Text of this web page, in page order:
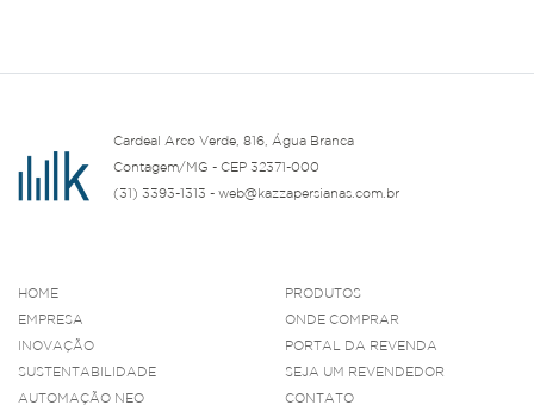
Cardeal Arco Verde, 816, Água Branca
Contagem/MG - CEP 32371-000
(31) 3393-1313 - web@kazzapersianas.com.br
HOME
EMPRESA
INOVAÇÃO
SUSTENTABILIDADE
AUTOMAÇÃO NEO
PRODUTOS
ONDE COMPRAR
PORTAL DA REVENDA
SEJA UM REVENDEDOR
CONTATO